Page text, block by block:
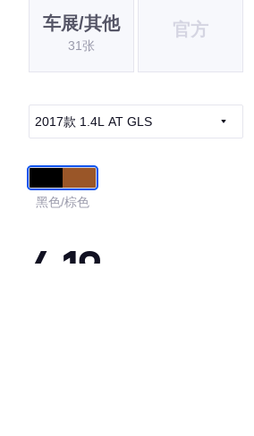
车展/其他
31张
官方
2017款 1.4L AT GLS
黑色/棕色
4.19